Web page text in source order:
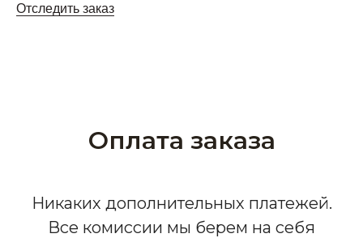
Отследить заказ
Оплата заказа
Никаких дополнительных платежей.
Все комиссии мы берем на себя